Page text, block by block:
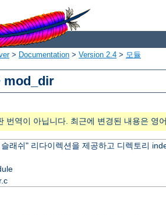
> Documentation > Version 2.4 > 모듈
mod_dir
번역이 아닙니다. 최근에 변경된 내용은 영
래쉬" 리다이렉션을 제공하고 디렉토리